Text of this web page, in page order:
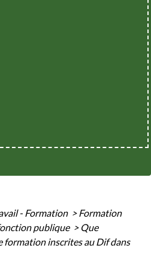
- Formation > Formation
publique > Que
formation inscrites au Dif dans